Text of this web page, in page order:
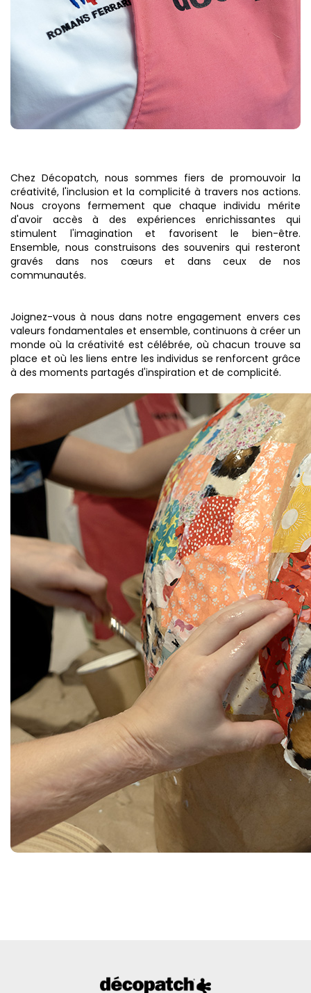
Chez Décopatch, nous sommes fiers de promouvoir la
créativité, l'inclusion et la complicité à travers nos actions.
Nous croyons fermement que chaque individu mérite
d'avoir accès à des expériences enrichissantes qui
stimulent l'imagination et favorisent le bien-être.
Ensemble, nous construisons des souvenirs qui resteront
gravés dans nos cœurs et dans ceux de nos
communautés.
Joignez-vous à nous dans notre engagement envers ces
valeurs fondamentales et ensemble, continuons à créer un
monde où la créativité est célébrée, où chacun trouve sa
place et où les liens entre les individus se renforcent grâce
à des moments partagés d'inspiration et de complicité.